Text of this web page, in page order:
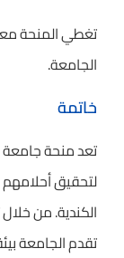
تغطي المنحة
الجامعة.
خاتمة
تعد منحة جامعة
لتحقيق
الكندية. من
تقدم الجامعة